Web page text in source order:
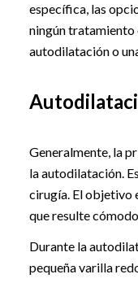
específica, las
ningún tratamiento
autodilatación o
Generalmente, la
la autodilatación.
cirugía. El objetivo
que resulte
Durante la
pequeña varilla